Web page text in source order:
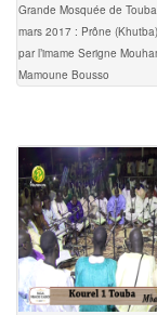
Grande Mosquée de
mars 2017 : Prône
par l’imame Serigne
Mamoune Bousso